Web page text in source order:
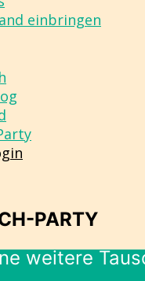
einbringen
PARTY
weitere